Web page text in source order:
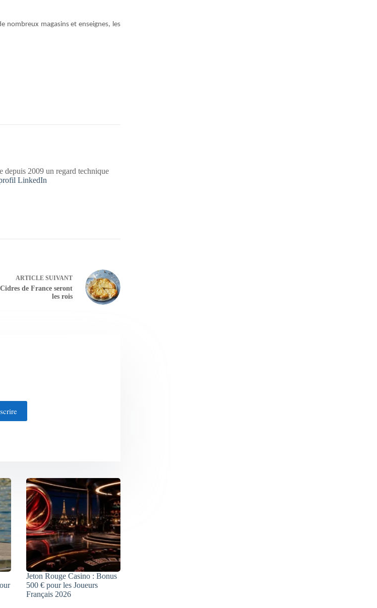
nombreux magasins et enseignes, les
depuis 2009 un regard technique
LinkedIn
ARTICLESUIVANT
de France seront
les rois
Jeton Rouge Casino : Bonus
500 € pour les Joueurs
Français 2026